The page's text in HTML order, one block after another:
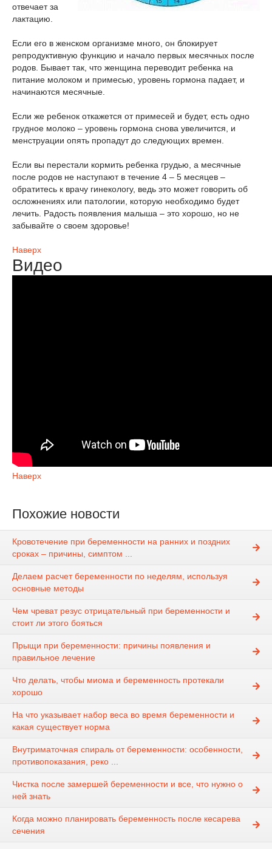
отвечает за
лактацию.
Если его в женском организме много, он блокирует
репродуктивную функцию и начало первых месячных после
родов. Бывает так, что женщина переводит ребенка на
питание молоком и примесью, уровень гормона падает, и
начинаются месячные.
Если же ребенок откажется от примесей и будет, есть одно
грудное молоко – уровень гормона снова увеличится, и
менструации опять пропадут до следующих времен.
Если вы перестали кормить ребенка грудью, а месячные
после родов не наступают в течение 4 – 5 месяцев –
обратитесь к врачу гинекологу, ведь это может говорить об
осложнениях или патологии, которую необходимо будет
лечить. Радость появления малыша – это хорошо, но не
забывайте о своем здоровье!
Наверх
Видео
Наверх
Похожие новости
Кровотечение при беременности на ранних и поздних
сроках – причины, симптом ...
Делаем расчет беременности по неделям, используя
основные методы
Чем чреват резус отрицательный при беременности и
стоит ли этого бояться
Прыщи при беременности: причины появления и
правильное лечение
Что делать, чтобы миома и беременность протекали
хорошо
На что указывает набор веса во время беременности и
какая существует норма
Внутриматочная спираль от беременности: особенности,
противопоказания, реко ...
Чистка после замершей беременности и все, что нужно о
ней знать
Когда можно планировать беременность после кесарева
сечения